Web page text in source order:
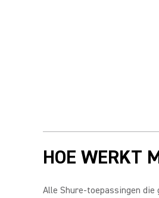
HOE WERKT
Alle Shure-toepassingen die